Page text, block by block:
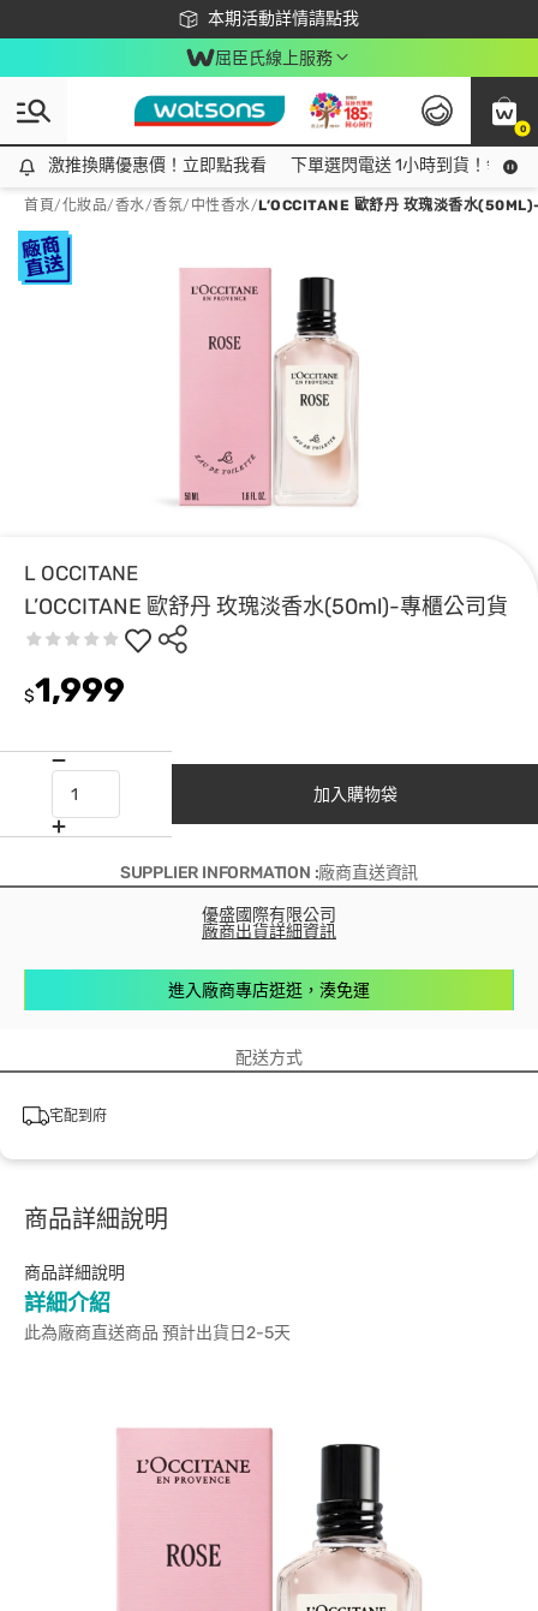
本期活動詳情請點我
下載app最高回饋$350
屈臣氏線上服務
0
激推換購優惠價！立即點我看
激推換購優惠價！立即點我看 下單選閃電送 1小時到貨！領神
首頁/化妝品/香水/香氛/ 中性香水/L’OCCITANE 歐舒丹 玫瑰淡香水
L OCCITANE
L’OCCITANE 歐舒丹 玫瑰淡香水(50ml)-專櫃公司貨
$1,999
加入購物袋
SUPPLIER INFORMATION :廠商直送資訊
優盛國際有限公司
廠商出貨詳細資訊
進入廠商專店逛逛，湊免運
配送方式
宅配到府
商品詳細說明
商品詳細說明
詳細介紹
此為廠商直送商品 預計出貨日2-5天